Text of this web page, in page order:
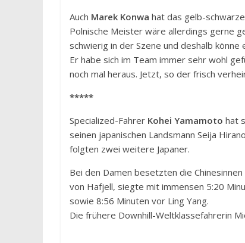
Auch Marek Konwa hat das gelb-
Polnische Meister wäre allerdings gerne
schwierig in der Szene und deshalb
Er habe sich im Team immer sehr wohl
noch mal heraus. Jetzt, so der frisch
*****
Specialized-Fahrer Kohei Yamamoto hat
seinen japanischen Landsmann Seija
folgten zwei weitere Japaner.
Bei den Damen besetzten die
von Hafjell, siegte mit immensen 5:20
sowie 8:56 Minuten vor Ling Yang.
Die frühere Downhill-Weltklassefahrerin